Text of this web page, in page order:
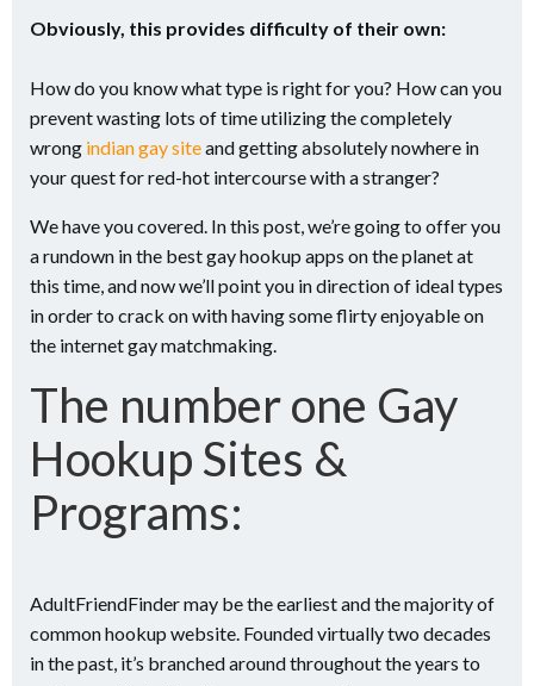
Obviously, this provides difficulty of their own:
How do you know what type is right for you? How can you
prevent wasting lots of time utilizing the completely
wrong indian gay siteand getting absolutely nowhere in
your quest for red-hot intercourse with a stranger?
We have you covered. In this post, we’re going to offer you
a rundown in the best gay hookup apps on the planet at
this time, and now we’ll point you in direction of ideal types
in order to crack on with having some flirty enjoyable on
the internet gay matchmaking.
The number one Gay
Hookup Sites &
Programs:
AdultFriendFinder may be the earliest and the majority of
common hookup website. Founded virtually two decades
in the past, it’s branched around throughout the years to